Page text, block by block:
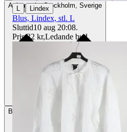
AvhämtningStockholm, Sverige
Betalning
| Lindex
Blus, Lindex, stl. L
Sluttid10 aug 20:08.
Pris:32 kr,Ledande bud.